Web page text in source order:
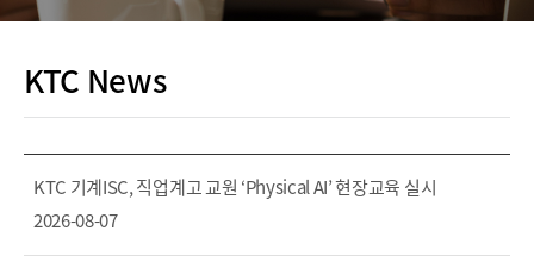
KTC News
KTC 기계ISC, 직업계고 교원 ‘Physical AI’ 현장교육 실시
2026-08-07